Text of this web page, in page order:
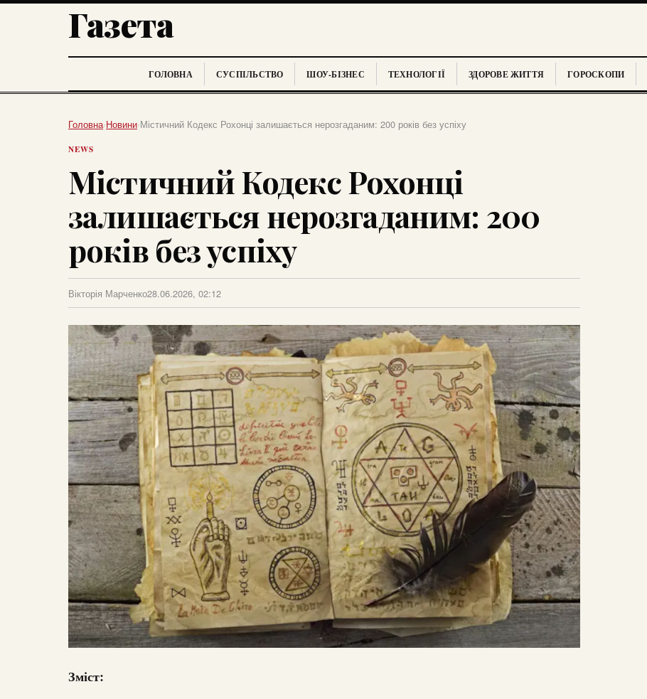
Газета
ГОЛОВНА СУСПІЛЬСТВО ШОУ-БІЗНЕС ТЕХНОЛОГІЇ ЗДОРОВЕ ЖИТТЯ ГОРОСКОПИ
Головна›Новини›Містичний Кодекс Рохонці залишається нерозгаданим: 200 років без успіху
NEWS
Містичний Кодекс Рохонці
залишається нерозгаданим: 200
років без успіху
Вікторія Марченко28.06.2026, 02:12
Зміст: